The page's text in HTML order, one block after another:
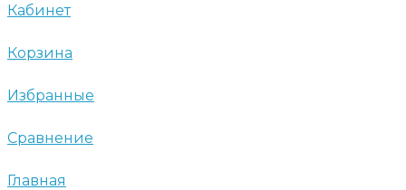
Кабинет
Корзина
Избранные
Сравнение
Главная